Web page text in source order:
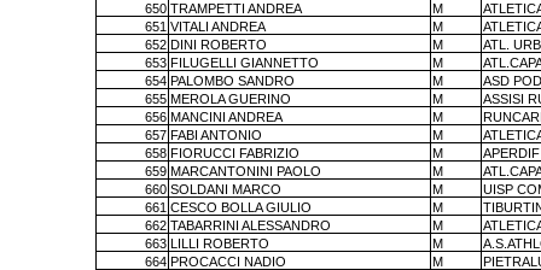
650 TRAMPETTI ANDREA M
651 VITALI ANDREA M
652 DINI ROBERTO M
ATL.
653 FILUGELLI GIANNETTO M
654 PALOMBO SANDRO M
ASD
655 MEROLA GUERINO M
ASSISI
656 MANCINI ANDREA M
657 FABI ANTONIO M
658 FIORUCCI FABRIZIO M
659 MARCANTONINI PAOLO M
660 SOLDANI MARCO M
UISP
661 CESCO BOLLA GIULIO M
662 TABARRINI ALESSANDRO M
663 LILLI ROBERTO M
664 PROCACCI NADIO M